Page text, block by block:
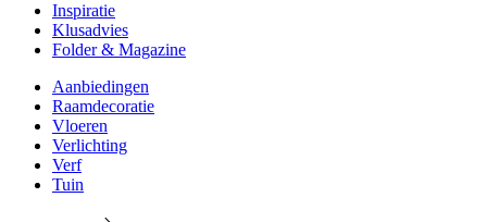
Inspiratie
Klusadvies
Folder & Magazine
Aanbiedingen
Raamdecoratie
Vloeren
Verlichting
Verf
Tuin